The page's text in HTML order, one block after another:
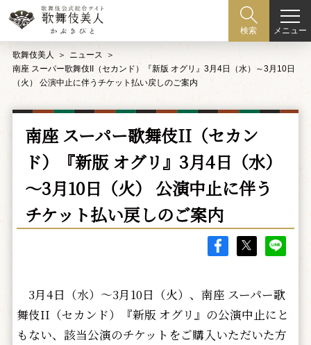
検索 メニュー
歌舞伎美人
ニュース
南座 スーパー歌舞伎II（セカンド）『新版 オグリ』3月4日（水）～3月10日
（火） 公演中止に伴うチケット払い戻しのご案内
南座 スーパー歌舞伎II（セカン
ド）『新版 オグリ』3月4日（水）
～3月10日（火） 公演中止に伴う
チケット払い戻しのご案内
3月4日（水）～3月10日（火）、南座 スーパー歌
舞伎II（セカンド）『新版 オグリ』の公演中止にと
もない、該当公演のチケットをご購入いただいた方